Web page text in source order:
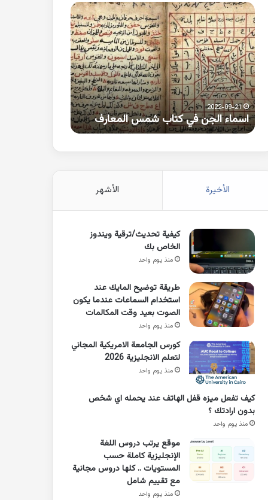
اسماء
الجن
في
كتاب
شمس
المعارف
2022-09-21
اسماء الجن في كتاب شمس المعارف
كلمات
بها
همزة
متطرفة
على
الواو
الأخيرة الأشهر
كيفية تحديث/ترقية ويندوز
الخاص بك
منذ يوم واحد
طريقة توضيح المايك عند
استخدام السماعات عندما يكون
الصوت بعيد وقت المكالمات
منذ يوم واحد
كورس الجامعة الامريكية المجاني
لتعلم الانجليزية 2026
منذ يوم واحد
كيف تفعل ميزه قفل الهاتف عند يحمله اي شخص
بدون ارادتك ؟
منذ يوم واحد
موقع يرتب دروس اللغة
الإنجليزية كاملة حسب
المستويات .. كلها دروس مجانية
مع تقييم شامل
منذ يوم واحد